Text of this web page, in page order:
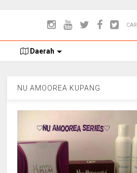
CARI
Daerah
NU AMOOREA KUPANG